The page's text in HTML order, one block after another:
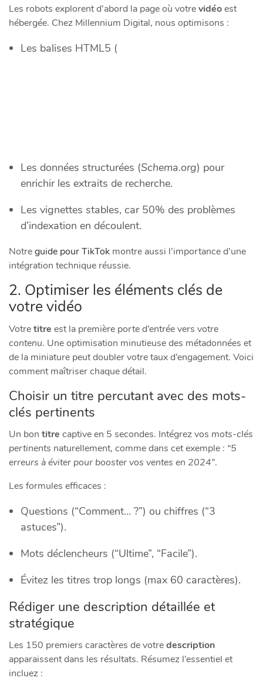
Les robots explorent d’abord la page où votrevidéoest
hébergée. Chez Millennium Digital, nous optimisons :
Les balises HTML5 (
Les données structurées (Schema.org) pour
enrichir les extraits de recherche.
Les vignettes stables, car 50% des problèmes
d’indexation en découlent.
Notreguide pour TikTok montre aussi l’importance d’une
intégration technique réussie.
2. Optimiser les éléments clés de
votre vidéo
Votretitre est la première porte d’entrée vers votre
contenu. Une optimisation minutieuse des métadonnées et
de la miniature peut doubler votre taux d’engagement. Voici
comment maîtriser chaque détail.
Choisir un titre percutant avec des mots-
clés pertinents
Un bon titre captive en 5 secondes. Intégrez vos mots-clés
pertinents naturellement, comme dans cet exemple : “5
erreurs à éviter pour booster vos ventes en 2024”.
Les formules efficaces :
Questions (“Comment… ?”) ou chiffres (“3
astuces”).
Mots déclencheurs (“Ultime”, “Facile”).
Évitez les titres trop longs (max 60 caractères).
Rédiger une description détaillée et
stratégique
Les 150 premiers caractères de votredescription
apparaissent dans les résultats. Résumez l’essentiel et
incluez :